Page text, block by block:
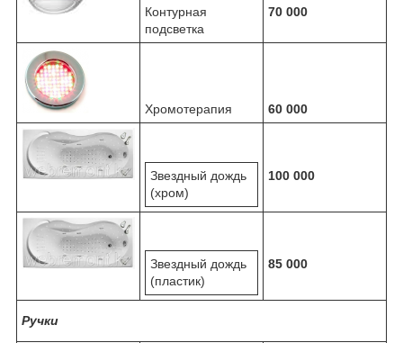
Контурная
подсветка
70 000
Хромотерапия 60 000
Звездный дождь
(хром)
100 000
Звездный дождь
(пластик)
85 000
Ручки